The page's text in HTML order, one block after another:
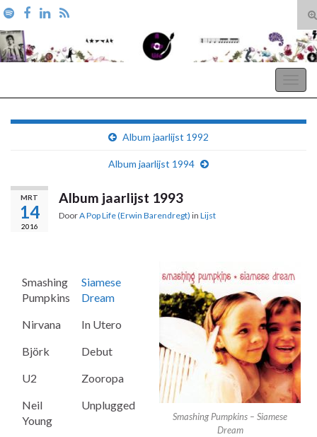
Search for:
Album jaarlijst 1992
Album jaarlijst 1994
MRT
14
2016
Album jaarlijst 1993
DoorA Pop Life (Erwin Barendregt) in Lijst
Smashing
Pumpkins
Siamese
Dream
Nirvana
In Utero
Björk
Debut
U2
Zooropa
Neil
Young
Unplugged
Smashing Pumpkins – Siamese
Dream